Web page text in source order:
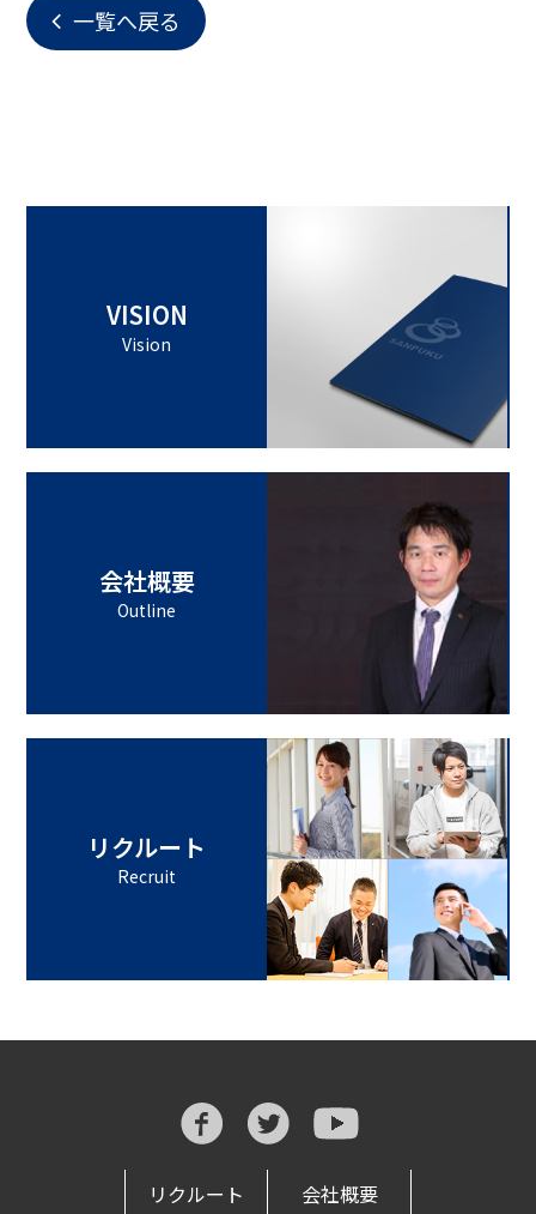
一覧へ戻る
VISION
Vision
会社概要
Outline
リクルート
Recruit
リクルート 会社概要